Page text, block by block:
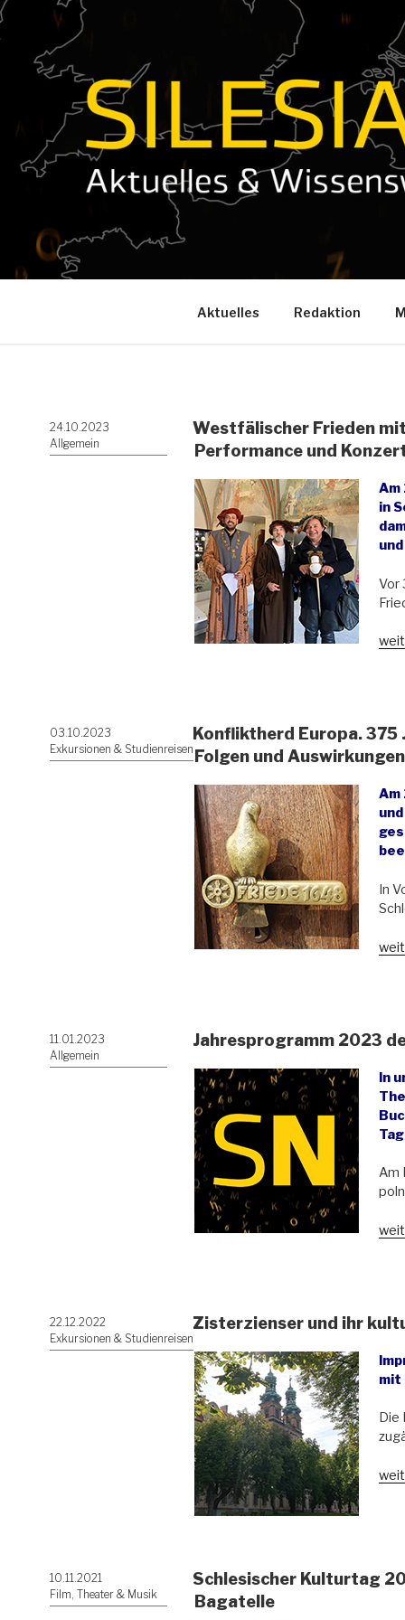
Zum
Inhalt
springen
Aktuelles Redaktion
Veröffentlicht
am
24.10.2023
Allgemein
Westfälischer Frieden
Performance und
Am
in
Vor
und
Veröffentlicht
am
03.10.2023
Exkursionen & Studienreisen
Konfliktherd Europa.
Folgen und
Am
In
und
für
Veröffentlicht
am
11.01.2023
Allgemein
Jahresprogramm 2023
In
Am
Veröffentlicht
am
22.12.2022
Exkursionen & Studienreisen
Zisterzienser und ihr
mit
Die
in
Veröffentlicht
am
10.11.2021
Film, Theater & Musik
Schlesischer Kulturtag
Bagatelle